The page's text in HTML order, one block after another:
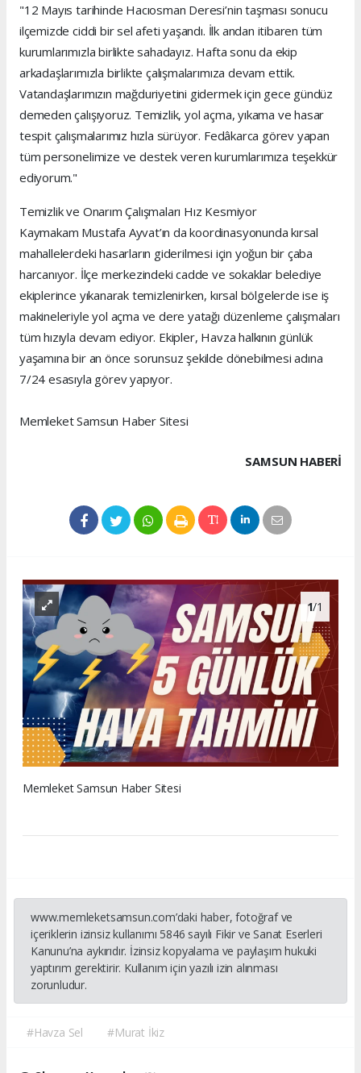
"12 Mayıs tarihinde Hacıosman Deresi’nin taşması sonucu
ilçemizde ciddi bir sel afeti yaşandı. İlk andan itibaren tüm
kurumlarımızla birlikte sahadayız. Hafta sonu da ekip
arkadaşlarımızla birlikte çalışmalarımıza devam ettik.
Vatandaşlarımızın mağduriyetini gidermek için gece gündüz
demeden çalışıyoruz. Temizlik, yol açma, yıkama ve hasar
tespit çalışmalarımız hızla sürüyor. Fedâkarca görev yapan
tüm personelimize ve destek veren kurumlarımıza teşekkür
ediyorum."
Temizlik ve Onarım Çalışmaları Hız Kesmiyor
Kaymakam Mustafa Ayvat’ın da koordinasyonunda kırsal
mahallelerdeki hasarların giderilmesi için yoğun bir çaba
harcanıyor. İlçe merkezindeki cadde ve sokaklar belediye
ekiplerince yıkanarak temizlenirken, kırsal bölgelerde ise iş
makineleriyle yol açma ve dere yatağı düzenleme çalışmaları
tüm hızıyla devam ediyor. Ekipler, Havza halkının günlük
yaşamına bir an önce sorunsuz şekilde dönebilmesi adına
7/24 esasıyla görev yapıyor.
Memleket Samsun Haber Sitesi
SAMSUN HABERİ
1/1
Memleket Samsun Haber Sitesi
www.memleketsamsun.com’daki haber, fotoğraf ve
içeriklerin izinsiz kullanımı 5846 sayılı Fikir ve Sanat Eserleri
Kanunu’na aykırıdır. İzinsiz kopyalama ve paylaşım hukuki
yaptırım gerektirir. Kullanım için yazılı izin alınması
zorunludur.
#Havza Sel #Murat İkiz